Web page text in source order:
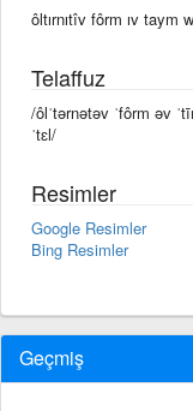
ôltırnıtîv fôrm ıv taym
Telaffuz
/ôlˈtərnətəv ˈfôrm əv
ˈtɛl/
Resimler
Google Resimler
Bing Resimler
Geçmiş